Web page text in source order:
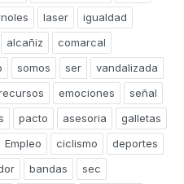
laser
igualdad
alcañiz
comarcal
somos ser
vandalizada
emociones
señal
pacto asesoria
galletas
Empleo ciclismo
deportes
bandas
sec